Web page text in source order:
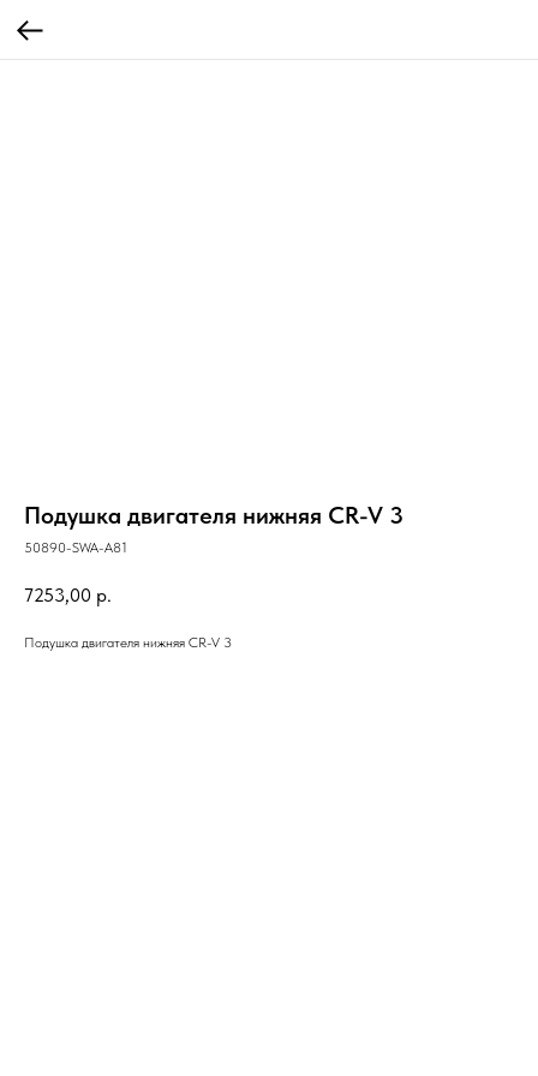
Подушка двигателя нижняя CR-V 3
50890-SWA-A81
7253,00 р.
Подушка двигателя нижняя CR-V 3